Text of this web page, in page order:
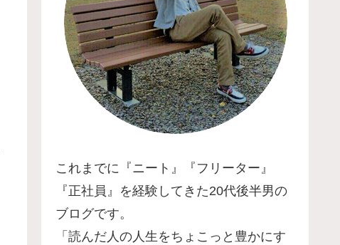
これまでに『ニート』『フリーター』
『正社員』を経験してきた20代後半男の
ブログです。
「読んだ人の人生をちょこっと豊かにす